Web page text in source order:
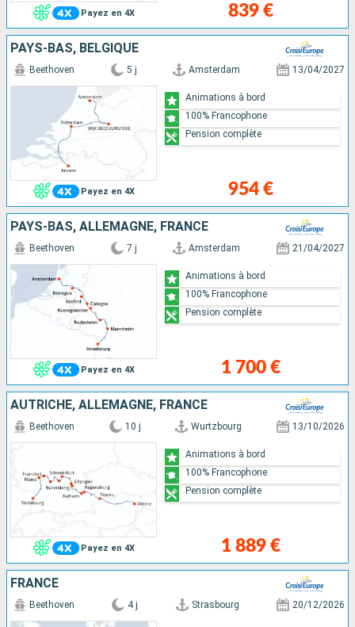
Payez en 4X 839 €
PAYS-BAS, BELGIQUE
Payez en 4X
Beethoven 5 j Amsterdam 13/04/2027
954 €
Animations à bord
100% Francophone
Pension complète
PAYS-BAS, ALLEMAGNE, FRANCE
Payez en 4X
Beethoven 7 j Amsterdam 21/04/2027
1 700 €
Animations à bord
100% Francophone
Pension complète
AUTRICHE, ALLEMAGNE, FRANCE
Payez en 4X
Beethoven 10 j Wurtzbourg 13/10/2026
1 889 €
Animations à bord
100% Francophone
Pension complète
FRANCE
Beethoven 4 j Strasbourg 20/12/2026